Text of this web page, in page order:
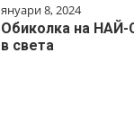
януари 8, 2024
Обиколка на
в света